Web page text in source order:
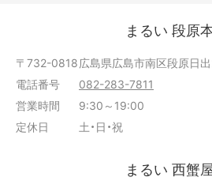
まるい 段原
〒732-0818広島県広島市南区段原日
電話番号
082-283-7811
営業時間
9:30～19:00
定休日
土・日・祝
まるい 西蟹